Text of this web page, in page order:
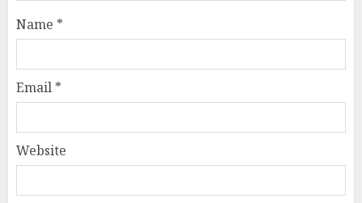
Name *
Email *
Website